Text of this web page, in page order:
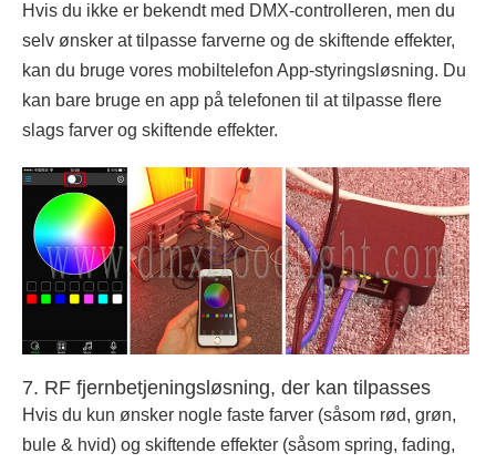
Hvis du ikke er bekendt med DMX-controlleren, men du
selv ønsker at tilpasse farverne og de skiftende effekter,
kan du bruge vores mobiltelefon App-styringsløsning. Du
kan bare bruge en app på telefonen til at tilpasse flere
slags farver og skiftende effekter.
7. RF fjernbetjeningsløsning, der kan tilpasses
Hvis du kun ønsker nogle faste farver (såsom rød, grøn,
bule & hvid) og skiftende effekter (såsom spring, fading,